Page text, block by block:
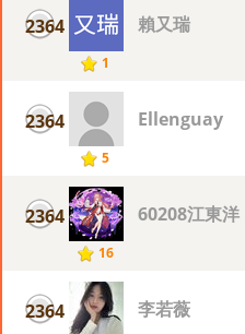
2364
1
賴又瑞
2364
5
Ellenguay
2364
16
60208江東洋
2364 李若薇